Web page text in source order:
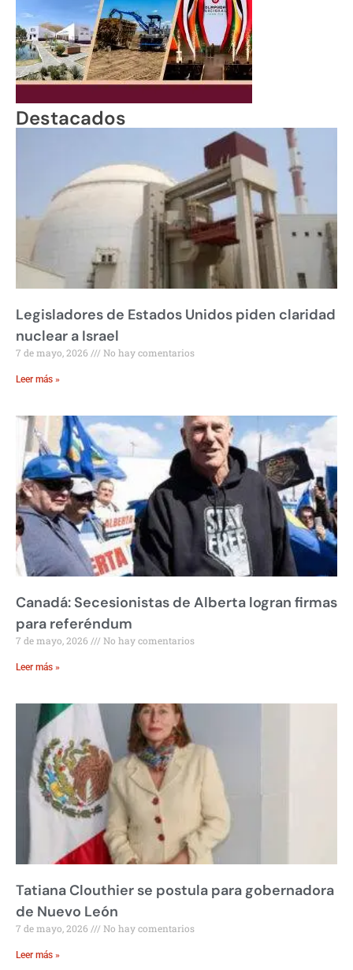
Destacados
Legisladores de Estados Unidos piden claridad
nuclear a Israel
7 de mayo, 2026 No hay comentarios
Leer más »
Canadá: Secesionistas de Alberta logran firmas
para referéndum
7 de mayo, 2026 No hay comentarios
Leer más »
Tatiana Clouthier se postula para gobernadora
de Nuevo León
7 de mayo, 2026 No hay comentarios
Leer más »